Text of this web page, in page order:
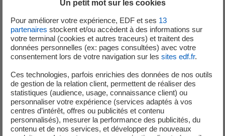
Un système de pilotage du chauffage des
ballons d’eau chaudepour optimiser la
consommation d’énergie photovoltaïque
Un service d’accompagnement à la maîtrise des
consommationspour aider les résidents à tirer
600 m²
Un petit mot sur les cookies
Pour améliorer votre expérience, EDF et ses 13
partenaires stockent et/ou accèdent à des informations sur
votre terminal (cookies et autres traceurs) et traitent des
données personnelles (ex: pages consultées) avec votre
consentement lors de votre navigation sur les sites edf.fr.
Ces technologies, parfois enrichies des données de nos outils
de gestion de la relation client, permettent de réaliser des
statistiques (audience, usage, connaissance client) ou
personnaliser votre expérience (services adaptés à vos
centres d’intérêt, offres ou publicités et contenu
personnalisés), mesurer la performance des publicités, du
contenu et de nos services, et développer de nouveaux